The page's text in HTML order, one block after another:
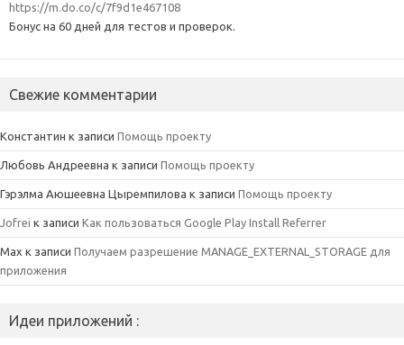
https://m.do.co/c/7f9d1e467108
Бонус на 60 дней для тестов и проверок.
Свежие комментарии
Константин к записи Помощь проекту
Любовь Андреевна к записи Помощь проекту
Гэрэлма Аюшеевна Цыремпилова к записи Помощь проекту
Jofrei к записи Как пользоваться Google Play Install Referrer
Max к записи Получаем разрешение MANAGE_EXTERNAL_STORAGE для
приложения
Идеи приложений :